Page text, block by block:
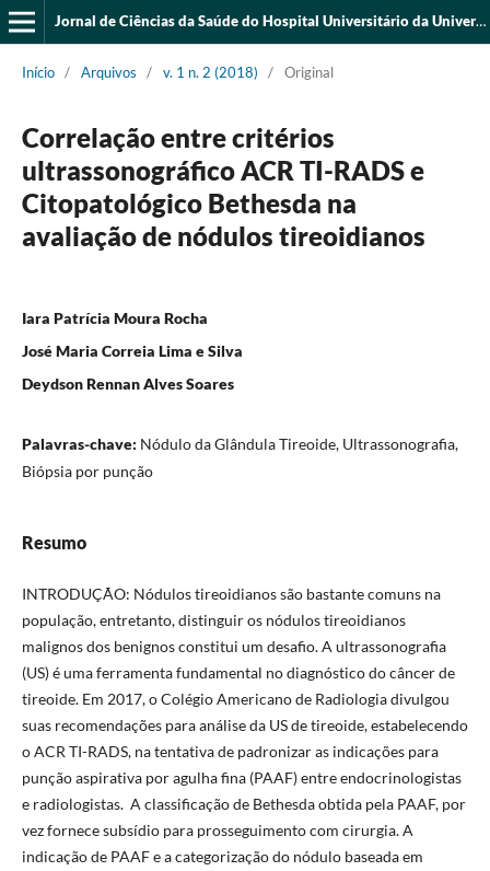
Jornal de Ciências da Saúde do Hospital Universitário da Universidade Federal do Piauí
Início / Arquivos / v. 1 n. 2 (2018) / Original
Correlação entre critérios
ultrassonográfico ACR TI-RADS e
Citopatológico Bethesda na
avaliação de nódulos tireoidianos
Iara Patrícia Moura Rocha
José Maria Correia Lima e Silva
Deydson Rennan Alves Soares
Palavras-chave: Nódulo da Glândula Tireoide, Ultrassonografia,
Biópsia por punção
Resumo
INTRODUÇÃO: Nódulos tireoidianos são bastante comuns na
população, entretanto, distinguir os nódulos tireoidianos
malignos dos benignos constitui um desafio. A ultrassonografia
(US) é uma ferramenta fundamental no diagnóstico do câncer de
tireoide. Em 2017, o Colégio Americano de Radiologia divulgou
suas recomendações para análise da US de tireoide, estabelecendo
o ACR TI-RADS, na tentativa de padronizar as indicações para
punção aspirativa por agulha fina (PAAF) entre endocrinologistas
e radiologistas. A classificação de Bethesda obtida pela PAAF, por
vez fornece subsídio para prosseguimento com cirurgia. A
indicação de PAAF e a categorização do nódulo baseada em